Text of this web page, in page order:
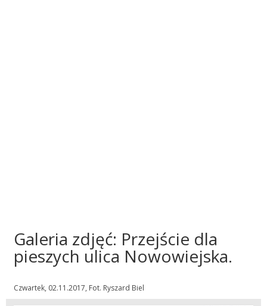
Galeria zdjęć: Przejście dla
pieszych ulica Nowowiejska.
Czwartek, 02.11.2017, Fot. Ryszard Biel